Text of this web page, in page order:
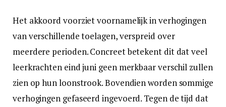
Het akkoord voorziet voornamelijk in verhogingen
van verschillende toelagen, verspreid over
meerdere perioden. Concreet betekent dit dat veel
leerkrachten eind juni geen merkbaar verschil zullen
zien op hun loonstrook. Bovendien worden sommige
verhogingen gefaseerd ingevoerd. Tegen de tijd dat